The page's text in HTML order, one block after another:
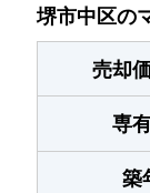
堺市中区の
売却
専
築